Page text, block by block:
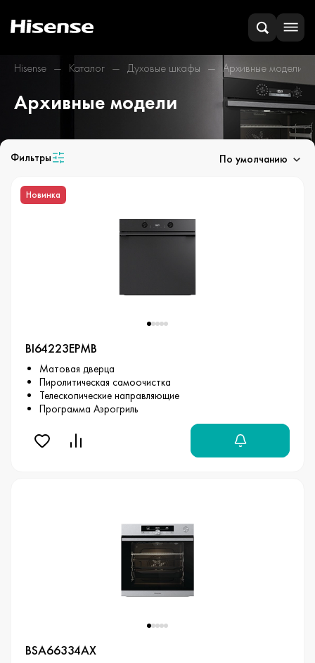
Hisense Каталог Духовые шкафы Архивные модели
Архивные модели
Фильтры По умолчанию
Новинка
BI64223EPMB
Матовая дверца
Пиролитическая самоочистка
Телескопические направляющие
Программа Аэрогриль
BSA66334AX